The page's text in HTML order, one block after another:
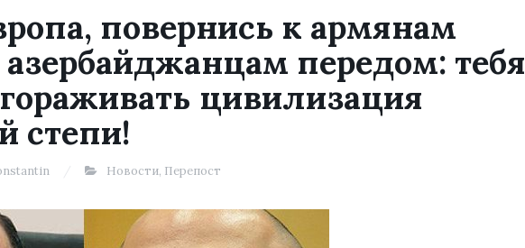
повернись к армянам
азербайджанцам передом: тебя
цивилизация
степи!
Новости, Перепост